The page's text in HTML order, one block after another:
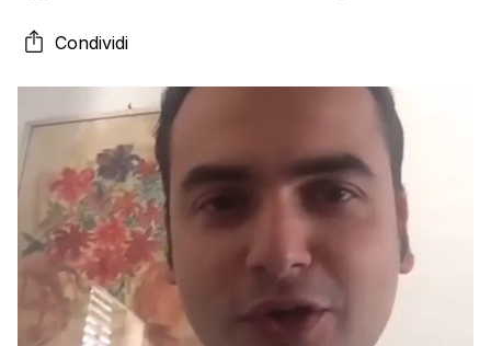
subite da Danilo D’Ambrosio, avellinese come il
deputato e membro del direttorio «Ho visto il tuo
occhi, il […]
Condividi